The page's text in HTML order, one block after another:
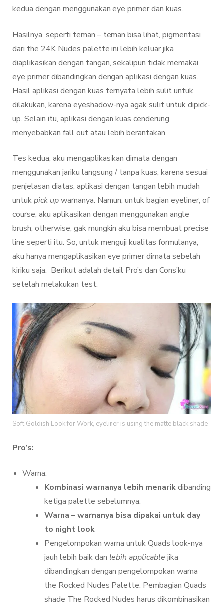
kedua dengan menggunakan eye primer dan kuas.
Hasilnya, seperti teman – teman bisa lihat, pigmentasi
dari the 24K Nudes palette ini lebih keluar jika
diaplikasikan dengan tangan, sekalipun tidak memakai
eye primer dibandingkan dengan aplikasi dengan kuas.
Hasil aplikasi dengan kuas ternyata lebih sulit untuk
dilakukan, karena eyeshadow-nya agak sulit untuk dipick-
up. Selain itu, aplikasi dengan kuas cenderung
menyebabkan fall out atau lebih berantakan.
Tes kedua, aku mengaplikasikan dimata dengan
menggunakan jariku langsung / tanpa kuas, karena sesuai
penjelasan diatas, aplikasi dengan tangan lebih mudah
untukpick upwarnanya. Namun, untuk bagian eyeliner, of
course, aku aplikasikan dengan menggunakan angle
brush; otherwise, gak mungkin aku bisa membuat precise
line seperti itu. So, untuk menguji kualitas formulanya,
aku hanya mengaplikasikan eye primer dimata sebelah
kiriku saja. Berikut adalah detail Pro’s dan Cons’ku
setelah melakukan test:
Soft Goldish Look for Work, eyeliner is using the matte black shade
Pro’s:
Warna:
Kombinasi warnanya lebih menarikdibanding
ketiga palette sebelumnya.
Warna – warnanya bisa dipakai untuk day
to night look
Pengelompokan warna untuk Quads look-nya
jauh lebih baik dan lebih applicable jika
dibandingkan dengan pengelompokan warna
the Rocked Nudes Palette. Pembagian Quads
shade The Rocked Nudes harus dikombinasikan